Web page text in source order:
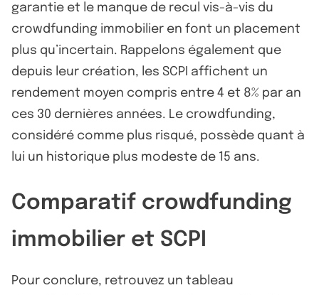
garantie et le manque de recul vis-à-vis du
crowdfunding immobilier en font un placement
plus qu’incertain. Rappelons également que
depuis leur création, les SCPI affichent un
rendement moyen compris entre 4 et 8% par an
ces 30 dernières années. Le crowdfunding,
considéré comme plus risqué, possède quant à
lui un historique plus modeste de 15 ans.
Comparatif crowdfunding
immobilier et SCPI
Pour conclure, retrouvez un tableau